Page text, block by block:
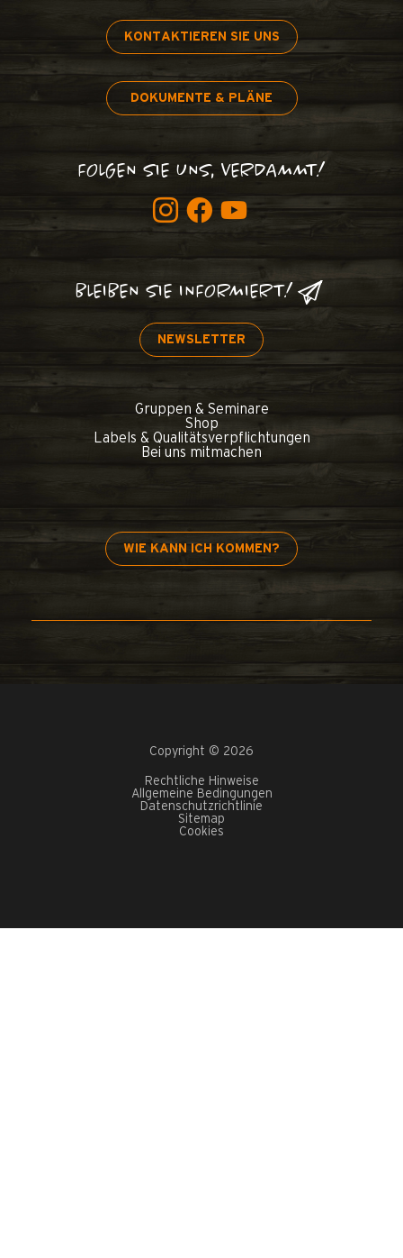
KONTAKTIEREN SIE UNS
DOKUMENTE & PLÄNE
FOLGEN SIE UNS, VERDAMMT!
BLEIBEN SIE INFORMIERT!
NEWSLETTER
Gruppen & Seminare
Shop
Labels & Qualitätsverpflichtungen
Bei uns mitmachen
WIE KANN ICH KOMMEN?
Copyright © 2026
Rechtliche Hinweise
Allgemeine Bedingungen
Datenschutzrichtlinie
Sitemap
Cookies